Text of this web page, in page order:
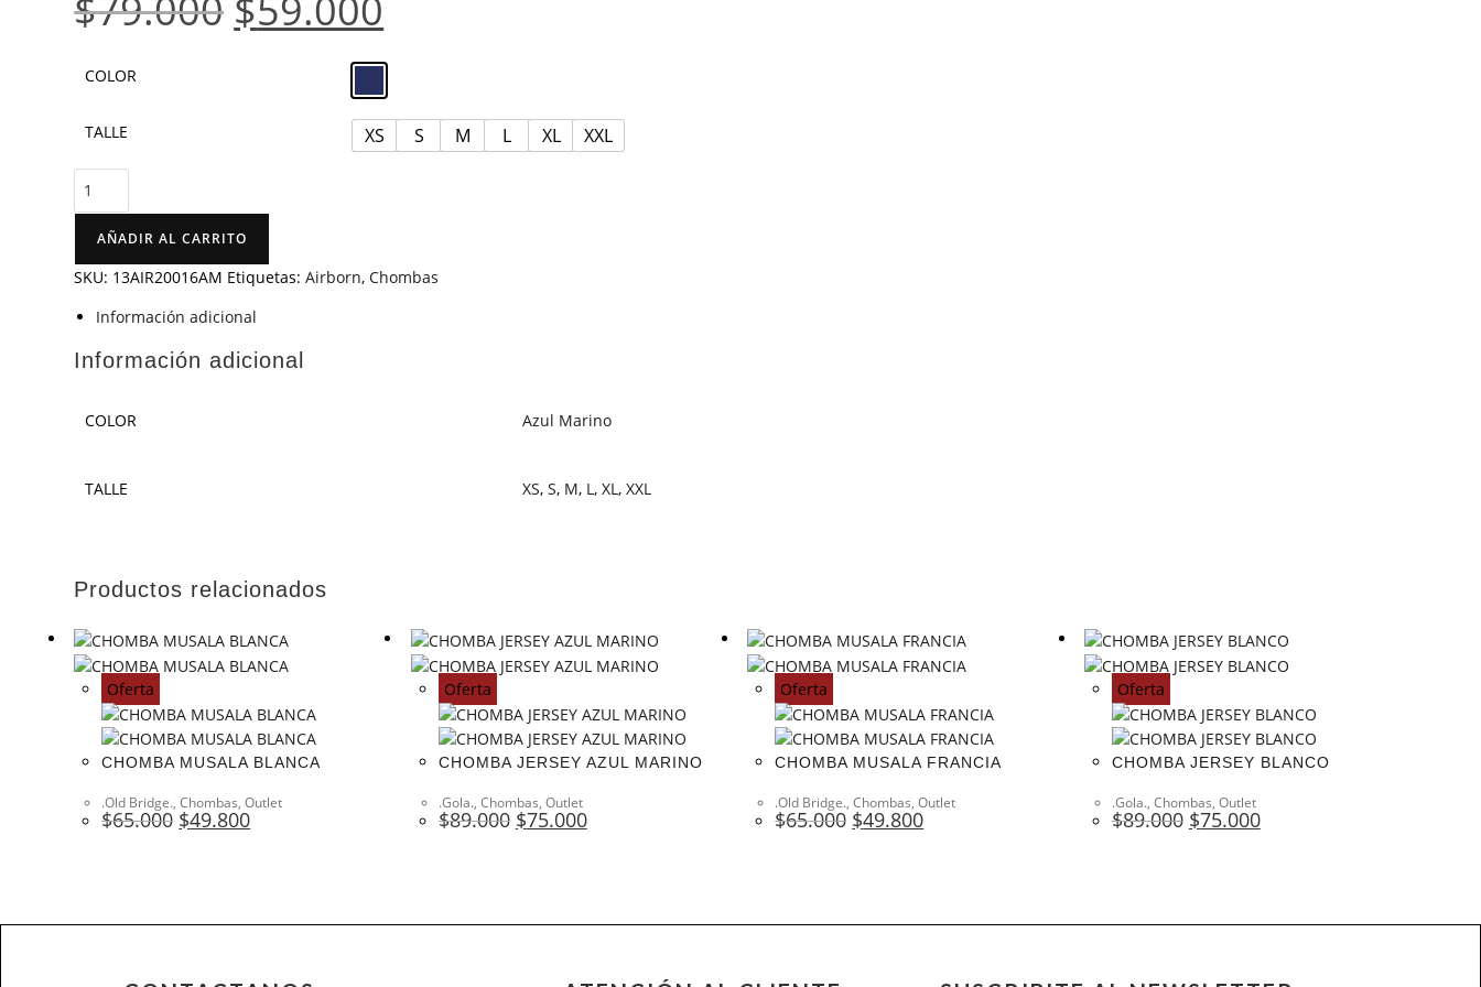
COLOR
TALLE XS S M L XL XXL
AÑADIR AL CARRITO
SKU: 13AIR20016AM Etiquetas:Airborn,Chombas
Información adicional
Información adicional
COLOR Azul Marino
TALLE XS,S, M, L ,XL ,XXL
Productos relacionados
Oferta
CHOMBA MUSALA BLANCA
.Old Bridge.,Chombas,Outlet
$65.000 $49.800
Oferta
CHOMBA JERSEY AZUL MARINO
.Gola., Chombas, Outlet
$89.000 $75.000
Oferta
CHOMBA MUSALA FRANCIA
.Old Bridge.,Chombas,Outlet
$65.000 $49.800
Oferta
CHOMBA JERSEY BLANCO
.Gola., Chombas, Outlet
$89.000 $75.000